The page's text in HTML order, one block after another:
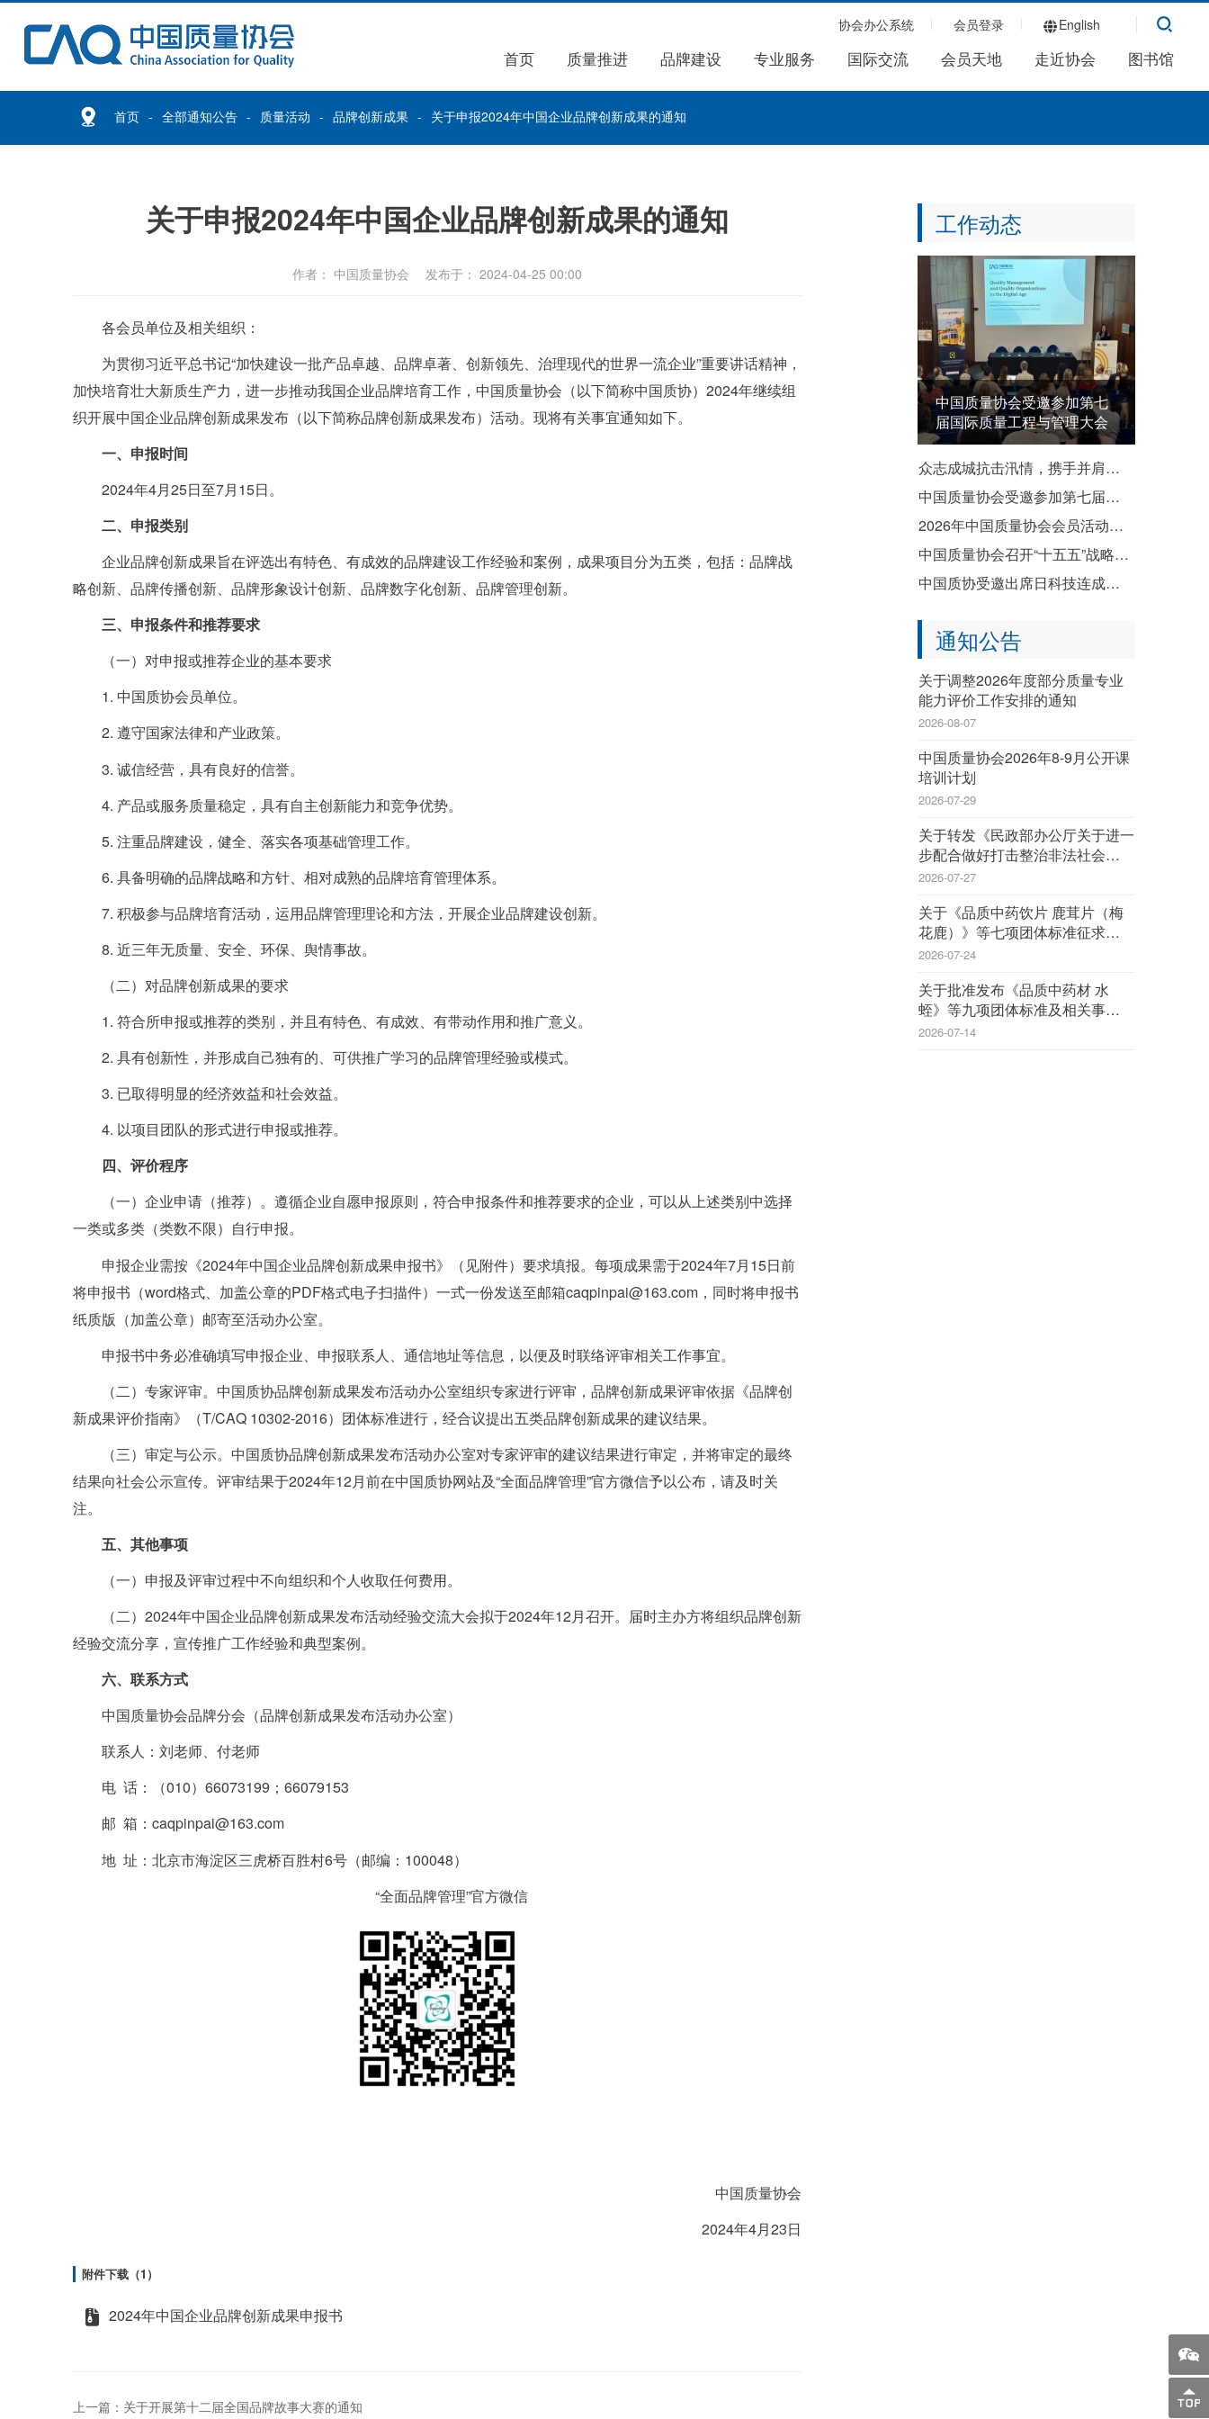
协会办公系统 会员登录 English
首页 质量推进 品牌建设 专业服务 国际交流 会员天地 走近协会 图书馆
首页 全部通知公告 质量活动 品牌创新成果 关于申报2024年中国企业品牌创新成果的通知
关于申报2024年中国企业品牌创新成果的通知
作者： 中国质量协会 发布于： 2024-04-25 00:00
各会员单位及相关组织：
为贯彻习近平总书记“加快建设一批产品卓越、品牌卓著、创新领先、治理现代的世界一流企业”重要讲话精神，
加快培育壮大新质生产力，进一步推动我国企业品牌培育工作，中国质量协会（以下简称中国质协）2024年继续组
织开展中国企业品牌创新成果发布（以下简称品牌创新成果发布）活动。现将有关事宜通知如下。
一、申报时间
2024年4月25日至7月15日。
二、申报类别
企业品牌创新成果旨在评选出有特色、有成效的品牌建设工作经验和案例，成果项目分为五类，包括：品牌战
略创新、品牌传播创新、品牌形象设计创新、品牌数字化创新、品牌管理创新。
三、申报条件和推荐要求
（一）对申报或推荐企业的基本要求
1. 中国质协会员单位。
2. 遵守国家法律和产业政策。
3. 诚信经营，具有良好的信誉。
4. 产品或服务质量稳定，具有自主创新能力和竞争优势。
5. 注重品牌建设，健全、落实各项基础管理工作。
6. 具备明确的品牌战略和方针、相对成熟的品牌培育管理体系。
7. 积极参与品牌培育活动，运用品牌管理理论和方法，开展企业品牌建设创新。
8. 近三年无质量、安全、环保、舆情事故。
（二）对品牌创新成果的要求
1. 符合所申报或推荐的类别，并且有特色、有成效、有带动作用和推广意义。
2. 具有创新性，并形成自己独有的、可供推广学习的品牌管理经验或模式。
3. 已取得明显的经济效益和社会效益。
4. 以项目团队的形式进行申报或推荐。
四、评价程序
（一）企业申请（推荐）。遵循企业自愿申报原则，符合申报条件和推荐要求的企业，可以从上述类别中选择
一类或多类（类数不限）自行申报。
申报企业需按《2024年中国企业品牌创新成果申报书》（见附件）要求填报。每项成果需于2024年7月15日前
将申报书（word格式、加盖公章的PDF格式电子扫描件）一式一份发送至邮箱caqpinpai@163.com，同时将申报书
纸质版（加盖公章）邮寄至活动办公室。
申报书中务必准确填写申报企业、申报联系人、通信地址等信息，以便及时联络评审相关工作事宜。
（二）专家评审。中国质协品牌创新成果发布活动办公室组织专家进行评审，品牌创新成果评审依据《品牌创
新成果评价指南》（T/CAQ 10302-2016）团体标准进行，经合议提出五类品牌创新成果的建议结果。
（三）审定与公示。中国质协品牌创新成果发布活动办公室对专家评审的建议结果进行审定，并将审定的最终
结果向社会公示宣传。评审结果于2024年12月前在中国质协网站及“全面品牌管理”官方微信予以公布，请及时关
注。
五、其他事项
（一）申报及评审过程中不向组织和个人收取任何费用。
（二）2024年中国企业品牌创新成果发布活动经验交流大会拟于2024年12月召开。届时主办方将组织品牌创新
经验交流分享，宣传推广工作经验和典型案例。
六、联系方式
中国质量协会品牌分会（品牌创新成果发布活动办公室）
联系人：刘老师、付老师
电 话：（010）66073199；66079153
邮 箱：caqpinpai@163.com
地 址：北京市海淀区三虎桥百胜村6号（邮编：100048）
“全面品牌管理”官方微信
中国质量协会
2024年4月23日
附件下载（1）
2024年中国企业品牌创新成果申报书
上一篇：关于开展第十二届全国品牌故事大赛的通知
工作动态
中国质量协会受邀参加第七
届国际质量工程与管理大会
众志成城抗击汛情，携手并肩共渡难关——致全国质协系统各成员单位防汛救灾倡议书
中国质量协会受邀参加第七届国际质量工程与管理大会
2026年中国质量协会会员活动暨企业质量文化建设推进交流活动成功举办
中国质量协会召开“十五五”战略规划宣贯会
中国质协受邀出席日科技连成立80周年纪念演讲会暨纪念祝贺会
通知公告
关于调整2026年度部分质量专业
能力评价工作安排的通知
2026-08-07
中国质量协会2026年8-9月公开课
培训计划
2026-07-29
关于转发《民政部办公厅关于进一
步配合做好打击整治非法社会组织
工作的通知》的通知
2026-07-27
关于《品质中药饮片 鹿茸片（梅
花鹿）》等七项团体标准征求意见
的函
2026-07-24
关于批准发布《品质中药材 水
蛭》等九项团体标准及相关事宜的
公告
2026-07-14